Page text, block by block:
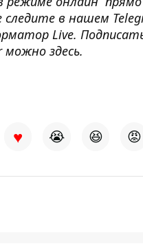
следите в нашем
Live.
можно здесь.
♥ 😭 😆 😡